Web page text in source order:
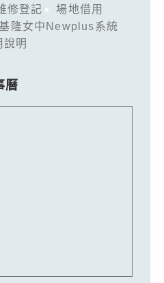
修登記
場地借用
隆女中Newplus系統
明
曆